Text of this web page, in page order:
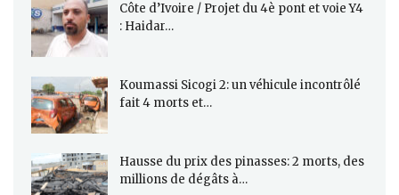
Côte d’Ivoire / Projet du 4è pont et voie Y4
: Haidar…
Koumassi Sicogi 2: un véhicule incontrôlé
fait 4 morts et…
Hausse du prix des pinasses: 2 morts, des
millions de dégâts à…